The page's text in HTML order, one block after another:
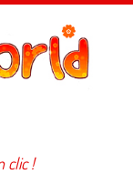
clic !